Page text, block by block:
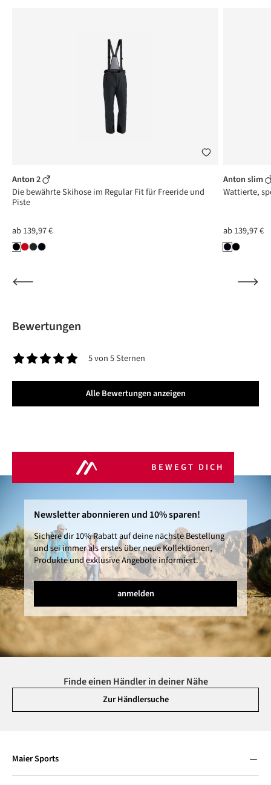
Anton 2
Die bewährte Skihose im Regular Fit für Freeride und
Piste
ab139,97 €
Anton slim
Wattierte,
ab139,97 €
Bewertungen
5 von 5 Sternen
Alle Bewertungen anzeigen
BEWEGT DICH
Newsletter abonnieren und 10% sparen!
Sichere dir 10% Rabatt auf deine nächste Bestellung
und sei immer als erstes über neue Kollektionen,
Produkte und exklusive Angebote informiert.
anmelden
Finde einen Händler in deiner Nähe
Zur Händlersuche
Maier Sports